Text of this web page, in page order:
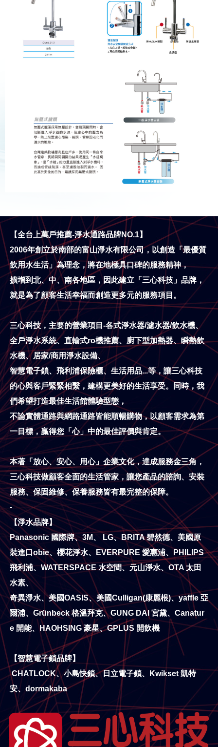
【全台上萬戶推薦-淨水通路品牌NO.1】
2006年創立於南部的富山淨水有限公司，以創造「最優質
飲用水生活」為理念，將在地極具口碑的服務精神，
擴增到北、中、南各地區，因此建立「三心科技」品牌，
就是為了顧客生活幸福而創造更多元的服務項目。
三心科技，主要的營業項目-各式淨水器/濾水器/飲水機、
全戶淨水系統、直輸式ro機推薦、 廚下型加熱器、瞬熱飲
水機、居家/商用淨水設備、
智慧電子鎖、飛利浦保險櫃、生活用品...等， 讓三心科技
的心與客戶緊緊相繫，建構更美好的生活享受。同時，我
們希望打造最佳生活館體驗型態，
不論實體通路與網路通路皆能順暢購物，以顧客需求為第
一目標，贏得您「心」中的最佳評價與肯定。
本著「放心、安心、用心」企業文化，達成服務金三角，
三心科技做顧客全面的生活管家，讓您產品的諮詢、安裝
服務、保固維修、保養服務皆有最完整的保障。
-
【淨水品牌】
Panasonic 國際牌、3M、 LG、BRITA 碧然德、美國原
裝進口obie、櫻花淨水、EVERPURE 愛惠浦、PHILIPS
飛利浦、WATERSPACE 水空間、元山淨水、OTA 太田
水素、
奇異淨水、美國OASIS、美國Culligan(康麗根)、yaffle 亞
爾浦、Grünbeck 格溫拜克、GUNG DAI 宮黛、Canatur
e 開能、HAOHSING 豪星、GPLUS 開飲機
【智慧電子鎖品牌】
CHATLOCK、小島快鎖、日立電子鎖、Kwikset 凱特
安、dormakaba